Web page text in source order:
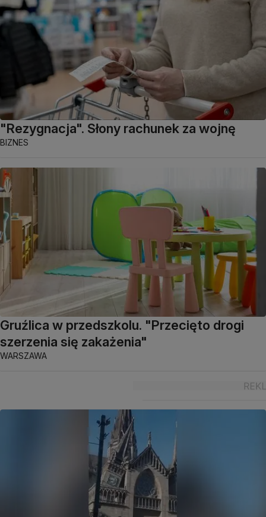
"Rezygnacja". Słony rachunek za wojnę
BIZNES
Gruźlica w przedszkolu. "Przecięto drogi
szerzenia się zakażenia"
WARSZAWA